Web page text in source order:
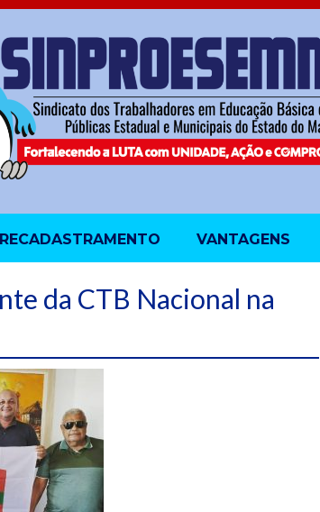
RECADASTRAMENTO VANTAGENS
da CTB Nacional na